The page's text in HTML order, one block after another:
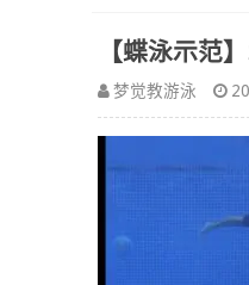
【蝶泳示范
梦觉教游泳